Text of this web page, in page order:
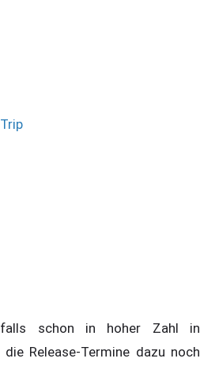
schon in hoher Zahl in
Release-Termine dazu noch